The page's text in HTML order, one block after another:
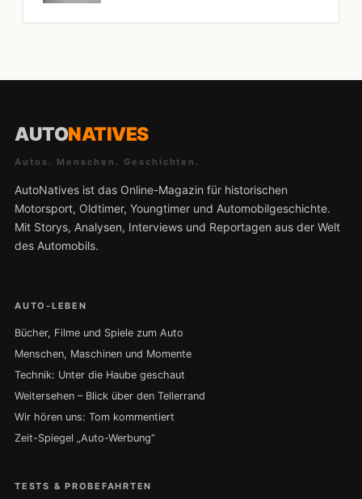
AUTONATIVES
Autos. Menschen. Geschichten.
AutoNatives ist das Online-Magazin für historischen
Motorsport, Oldtimer, Youngtimer und Automobilgeschichte.
Mit Storys, Analysen, Interviews und Reportagen aus der Welt
des Automobils.
AUTO-LEBEN
Bücher, Filme und Spiele zum Auto
Menschen, Maschinen und Momente
Technik: Unter die Haube geschaut
Weitersehen – Blick über den Tellerrand
Wir hören uns: Tom kommentiert
Zeit-Spiegel „Auto-Werbung“
TESTS & PROBEFAHRTEN